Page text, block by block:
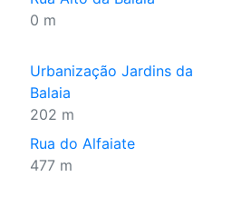
0 m
Urbanização Jardins da
Balaia
202 m
Rua do Alfaiate
477 m